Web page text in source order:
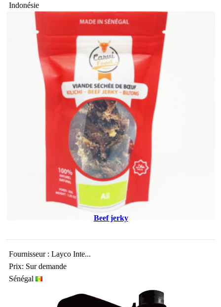
Indonésie
Beef jerky
Fournisseur : Layco Inte...
Prix: Sur demande
Sénégal